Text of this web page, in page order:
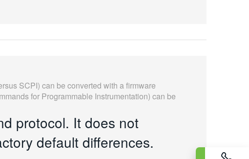
SCPI) can be converted with a firmware
for Programmable Instrumentation) can be
protocol. It does not
default differences.